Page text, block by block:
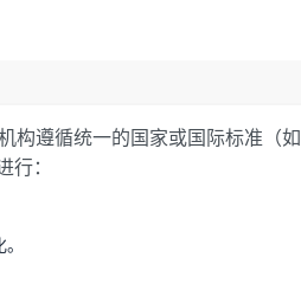
构遵循统一的国家或国际标准（如
：